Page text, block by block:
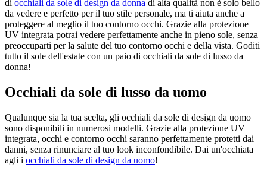
di occhiali da sole di design da donna di alta qualità non è solo bello
da vedere e perfetto per il tuo stile personale, ma ti aiuta anche a
proteggere al meglio il tuo contorno occhi. Grazie alla protezione
UV integrata potrai vedere perfettamente anche in pieno sole, senza
preoccuparti per la salute del tuo contorno occhi e della vista. Goditi
tutto il sole dell'estate con un paio di occhiali da sole di lusso da
donna!
Occhiali da sole di lusso da uomo
Qualunque sia la tua scelta, gli occhiali da sole di design da uomo
sono disponibili in numerosi modelli. Grazie alla protezione UV
integrata, occhi e contorno occhi saranno perfettamente protetti dai
danni, senza rinunciare al tuo look inconfondibile. Dai un'occhiata
agli i occhiali da sole di design da uomo!